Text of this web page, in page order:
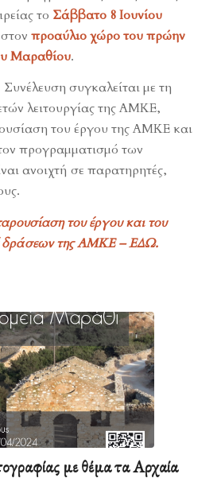
το Σάββατο 8 Ιουνίου
προαύλιο χώρο του πρώην
Μαραθίου.
συγκαλείται με τη
λειτουργίας της ΑΜΚΕ,
του έργου της ΑΜΚΕ και
προγραμματισμό των
ανοιχτή σε παρατηρητές,
του έργου και του
δράσεων της ΑΜΚΕ –ΕΔΩ.
με θέμα τα Αρχαία